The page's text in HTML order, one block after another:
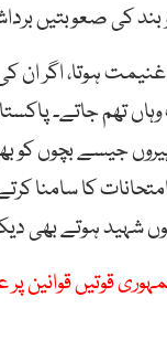
بند کی صعوبتیں
غنیمت ہوتا، اگر
تھم جاتے۔
جیسے بچوں کو
کا سامنا کرتے
شہید ہوتے بھی
قوتیں قوانین